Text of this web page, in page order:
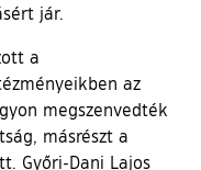
jár.
a
az
megszenvedték
másrészt a
Győri-Dani Lajos